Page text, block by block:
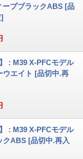
ープブラックABS [品
]
: M39 X-PFCモデル
ウエイト [品切中.再
: M39 X-PFCモデル
クABS [品切中.再入